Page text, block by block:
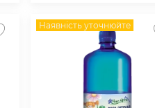
Наявність уточнюйте